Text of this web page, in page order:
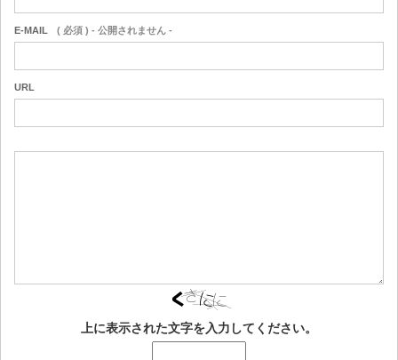
E-MAIL ( 必須 ) - 公開されません -
URL
上に表示された文字を入力してください。